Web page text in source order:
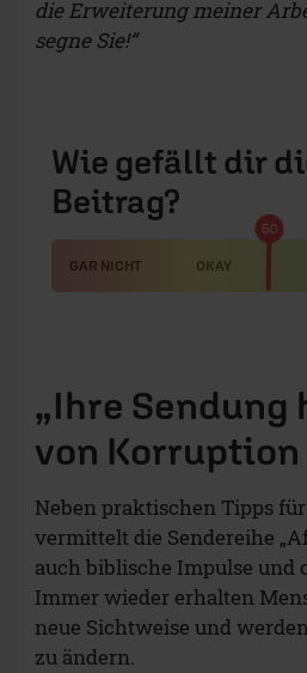
die Erweiterung meiner
segne Sie!“
Wie gefällt dir
Beitrag?
GAR NICHT OKAY
50
„Ihre Sendung
von
Neben praktischen Tipps
vermittelt die Sendereihe
auch biblische Impulse und
Immer wieder erhalten
neue Sichtweise und
zu ändern.